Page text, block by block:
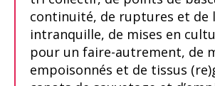
continuité, de ruptures et de
intranquille, de mises en
pour un faire-autrement, de
empoisonnés et de tissus